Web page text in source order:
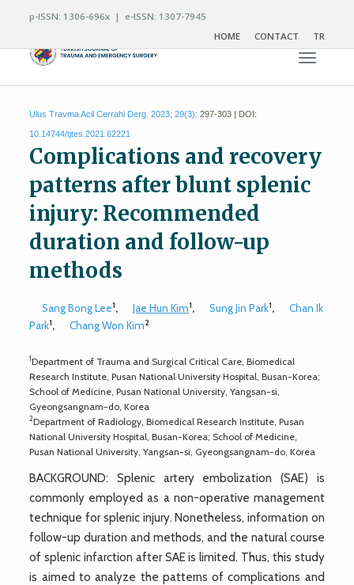
p-ISSN: 1306-696x | e-ISSN: 1307-7945
HOME
CONTACT TR
Toggle
Ulus Travma Acil Cerrahi Derg. 2023; 29(3): 297-303 | DOI:
10.14744/tjtes.2021.62221
Complications and recovery
patterns after blunt splenic
injury: Recommended
duration and follow-up
methods
Sang Bong Lee1, Jae Hun Kim1, Sung Jin Park1,
Chan Ik
Park1, Chang Won Kim2
1Department of Trauma and Surgical Critical Care, Biomedical
Research Institute, Pusan National University Hospital, Busan-Korea;
School of Medicine, Pusan National University, Yangsan-si,
Gyeongsangnam-do, Korea
2Department of Radiology, Biomedical Research Institute, Pusan
National University Hospital, Busan-Korea; School of Medicine,
Pusan National University, Yangsan-si, Gyeongsangnam-do, Korea
BACKGROUND: Splenic artery embolization (SAE) is
commonly employed as a non-operative management
technique for splenic injury. Nonetheless, information on
follow-up duration and methods, and the natural course
of splenic infarction after SAE is limited. Thus, this study
is aimed to analyze the patterns of complications and